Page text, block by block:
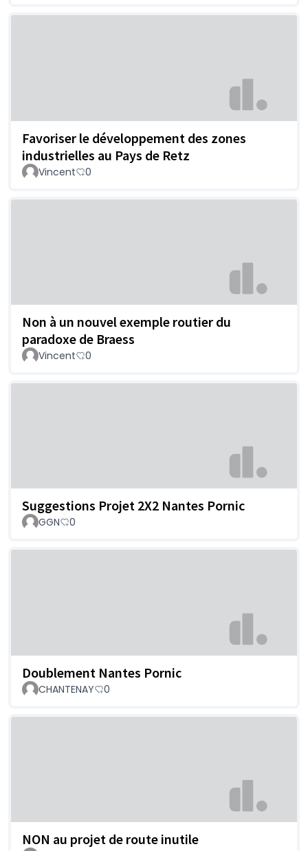
Favoriser le développement des zones
industrielles au Pays de Retz
Vincent 0
Non à un nouvel exemple routier du
paradoxe de Braess
Vincent 0
Suggestions Projet 2X2 Nantes Pornic
GGN 0
Doublement Nantes Pornic
CHANTENAY 0
NON au projet de route inutile